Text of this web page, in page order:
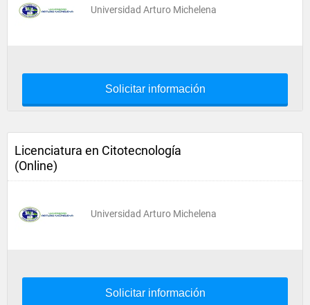
Universidad Arturo Michelena
Solicitar información
Licenciatura en Citotecnología
(Online)
Universidad Arturo Michelena
Solicitar información